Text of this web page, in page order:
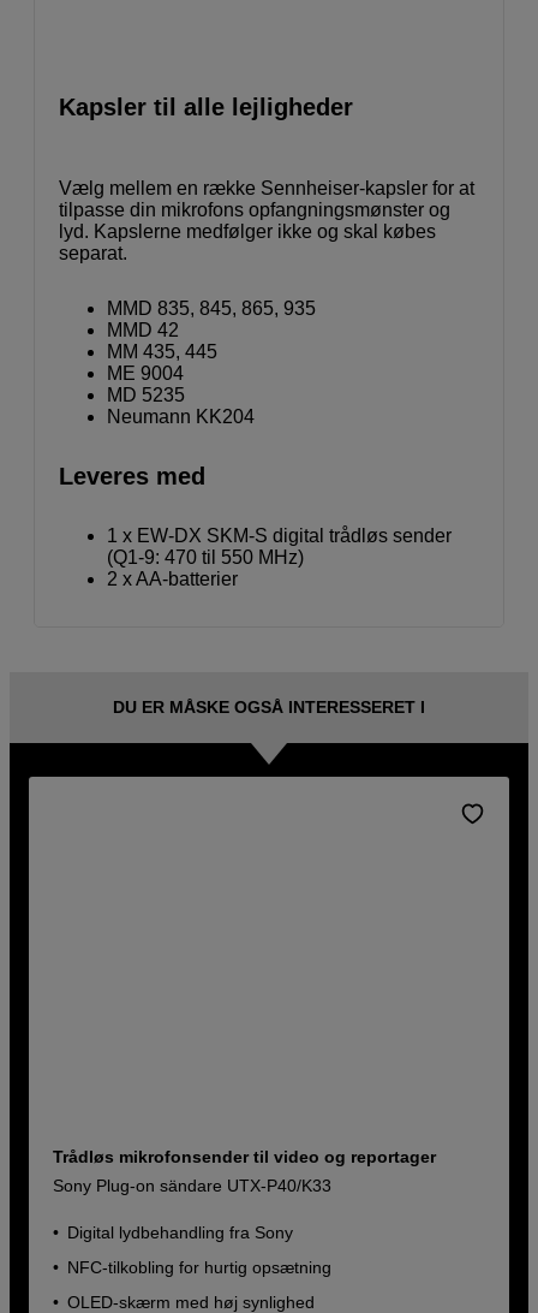
Kapsler til alle lejligheder
Vælg mellem en række Sennheiser-kapsler for at
tilpasse din mikrofons opfangningsmønster og
lyd. Kapslerne medfølger ikke og skal købes
separat.
MMD 835, 845, 865, 935
MMD 42
MM 435, 445
ME 9004
MD 5235
Neumann KK204
Leveres med
1 x EW-DX SKM-S digital trådløs sender
(Q1-9: 470 til 550 MHz)
2 x AA-batterier
DU ER MÅSKE OGSÅ INTERESSERET I
Trådløs mikrofonsender til video og reportager
Sony Plug-on sändare UTX-P40/K33
Digital lydbehandling fra Sony
NFC-tilkobling for hurtig opsætning
OLED-skærm med høj synlighed